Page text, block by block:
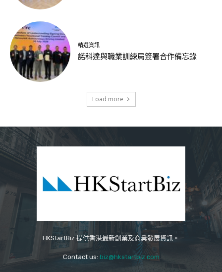
精選資訊
諾科達與職業訓練局簽署合作備忘錄
Load more
HKStartBiz 提供香港最新創業及商業發展資訊。
Contact us: biz@hkstartbiz.com